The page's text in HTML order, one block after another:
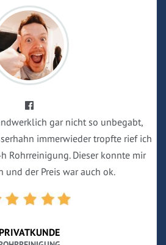
gar nicht so unbegabt,
immerwieder tropfte rief ich
Rohrreinigung. Dieser konnte mir
und der Preis war auch ok.
PRIVATKUNDE